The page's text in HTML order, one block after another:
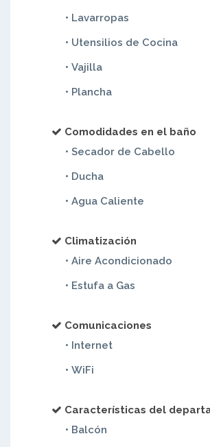
• Lavarropas
• Utensilios de Cocina
• Vajilla
• Plancha
Comodidades en el baño
• Secador de Cabello
• Ducha
• Agua Caliente
Climatización
• Aire Acondicionado
• Estufa a Gas
Comunicaciones
• Internet
• WiFi
Características del
• Balcón